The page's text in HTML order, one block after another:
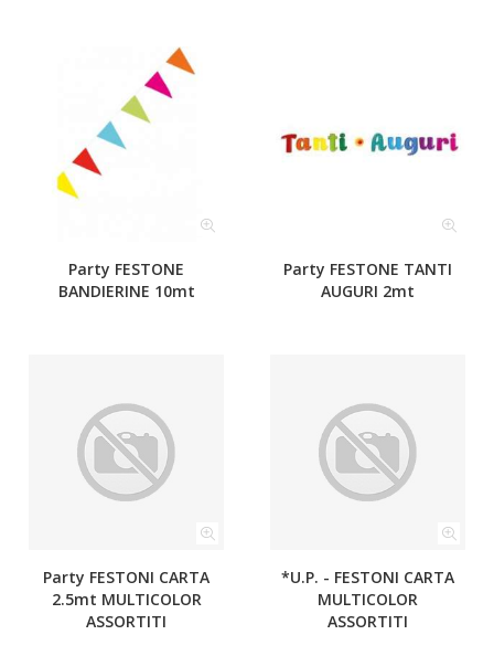
Party FESTONE
BANDIERINE 10mt
Party FESTONE TANTI
AUGURI 2mt
Party FESTONI CARTA
2.5mt MULTICOLOR
ASSORTITI
*U.P. - FESTONI CARTA
MULTICOLOR
ASSORTITI